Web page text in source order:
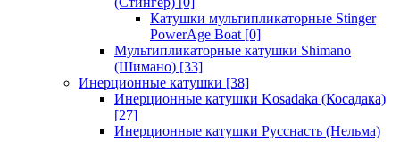
Катушки мультипликаторные Stinger
PowerAge Boat [0]
Мультипликаторные катушки Shimano
(Шимано) [33]
Инерционные катушки [38]
Инерционные катушки Kosadaka (Косадака)
[27]
Инерционные катушки Русснасть (Нельма)